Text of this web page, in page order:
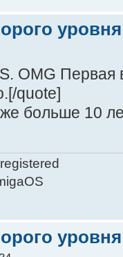
уровня
OMG Первая
quote]
больше 10
уровня